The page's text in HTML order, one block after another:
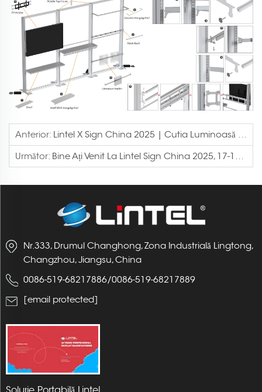
Anterior: Lintel X Sign China 2025 | Cutia Luminoasă Modulară RGB Frame
Următor: Bine Ați Venit La Lintel Sign China 2025, 17-19 Septembrie, Hala E3-D16
Nr.333, Drumul Changhong, Zona Industrială Lingtong,
Changzhou, Jiangsu, China
0086-519-68217886/0086-519-68217889
[email protected]